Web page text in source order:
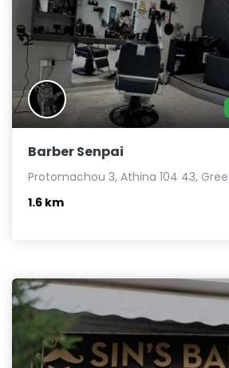
Barber Senpai
Protomachou 3, Athina 104 43,
1.6 km